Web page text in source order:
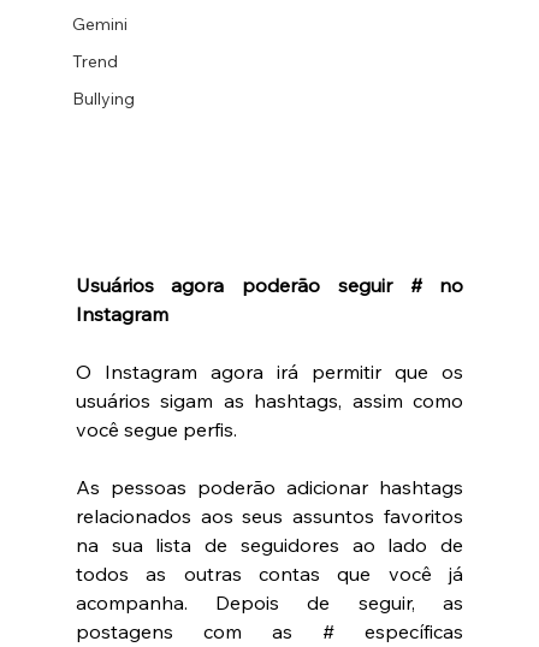
Gemini
Trend
Bullying
Usuários agora poderão seguir # no
Instagram
O Instagram agora irá permitir que os
usuários sigam as hashtags, assim como
você segue perfis.
As pessoas poderão adicionar hashtags
relacionados aos seus assuntos favoritos
na sua lista de seguidores ao lado de
todos as outras contas que você já
acompanha. Depois de seguir, as
postagens com as # específicas